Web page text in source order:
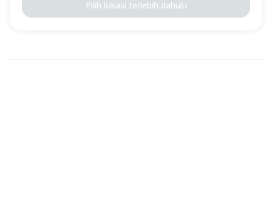
Pilih lokasi terlebih dahulu